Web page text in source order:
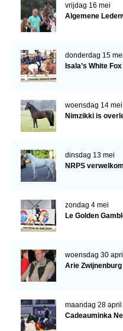
vrijdag 16 mei
Algemene
donderdag 15 mei
Isala’s White
woensdag 14 mei
Nimzikki is
dinsdag 13 mei
NRPS
zondag 4 mei
Le Golden
woensdag 30 april
Arie
maandag 28 april
Cadeauminka